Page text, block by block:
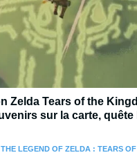
Zelda Tears of the
sur la carte, quête